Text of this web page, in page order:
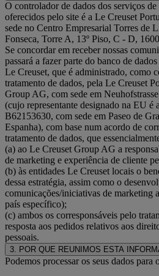
O controlador de dados dos serviços
oferecidos pelo site é a Le Creuset
sede no Centro Empresarial Torres de
Fonseca, Torre A, 13º Piso, C - D,
Se concordar em receber nossas
passará a fazer parte do banco de
Le Creuset, que é administrado, como
tratamento de dados, pela Le Creuset
Group AG, com sede em
(cujo representante designado na EU
B62153630, com sede em Paseo de
Espanha), com base num acordo de
tratamento de dados, que
(a) ao Le Creuset Group AG a
de marketing e experiência de cliente
(b) às entidades Le Creuset locais o
dessa estratégia, assim como o
comunicações/iniciativas de marketing
país específico);
(c) ambos os corresponsáveis pelo
resposta aos pedidos relativos aos
pessoais.
3. POR QUE REUNIMOS ESTA
Podemos processar os seus dados para